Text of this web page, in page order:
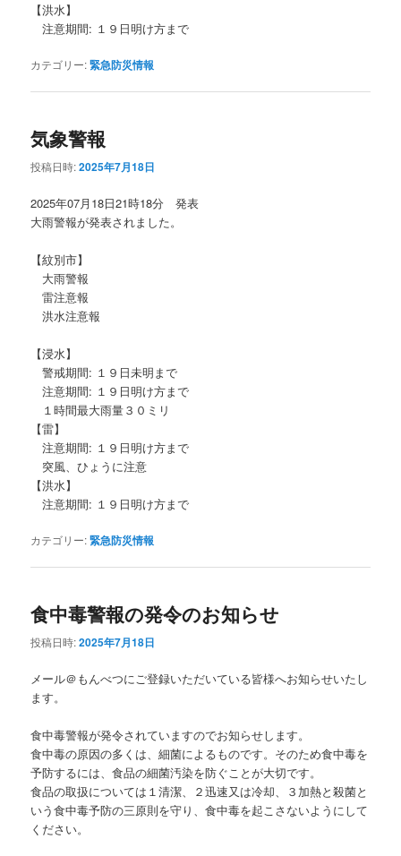
【洪水】
注意期間: １９日明け方まで
カテゴリー:緊急防災情報
気象警報
投稿日時:2025年7月18日
2025年07月18日21時18分 発表
大雨警報が発表されました。
【紋別市】
大雨警報
雷注意報
洪水注意報
【浸水】
警戒期間: １９日未明まで
注意期間: １９日明け方まで
１時間最大雨量３０ミリ
【雷】
注意期間: １９日明け方まで
突風、ひょうに注意
【洪水】
注意期間: １９日明け方まで
カテゴリー:緊急防災情報
食中毒警報の発令のお知らせ
投稿日時:2025年7月18日
メール＠もんべつにご登録いただいている皆様へお知らせいたし
ます。
食中毒警報が発令されていますのでお知らせします。
食中毒の原因の多くは、細菌によるものです。そのため食中毒を
予防するには、食品の細菌汚染を防ぐことが大切です。
食品の取扱については１清潔、２迅速又は冷却、３加熱と殺菌と
いう食中毒予防の三原則を守り、食中毒を起こさないようにして
ください。